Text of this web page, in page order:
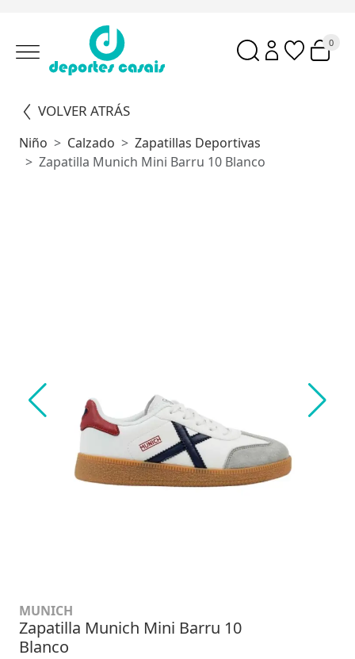
0
VOLVER ATRÁS
Niño Calzado
Zapatillas Deportivas
Zapatilla Munich Mini Barru 10 Blanco
MUNICH
Zapatilla Munich Mini Barru 10
Blanco